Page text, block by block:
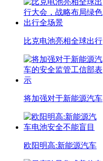
比克电池亮相全球出行
将加强对于新能源汽车
欧阳明高:新能源汽车